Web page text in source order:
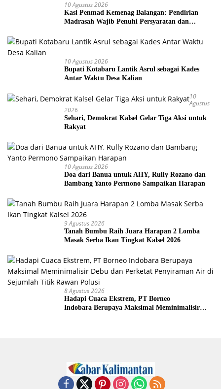
10 Agustus 2026
Kasi Penmad Kemenag Balangan: Pendirian
Madrasah Wajib Penuhi Persyaratan dan
10 Agustus 2026
Bupati Kotabaru Lantik Asrul sebagai Kades
Antar Waktu Desa Kalian
10
Agustus
2026
Sehari, Demokrat Kalsel Gelar Tiga Aksi untuk
Rakyat
10 Agustus 2026
Doa dari Banua untuk AHY, Rully Rozano dan
Bambang Yanto Permono Sampaikan Harapan
9 Agustus 2026
Tanah Bumbu Raih Juara Harapan 2 Lomba
Masak Serba Ikan Tingkat Kalsel 2026
8 Agustus 2026
Hadapi Cuaca Ekstrem, PT Borneo
Indobara Berupaya Maksimal Meminimalisir